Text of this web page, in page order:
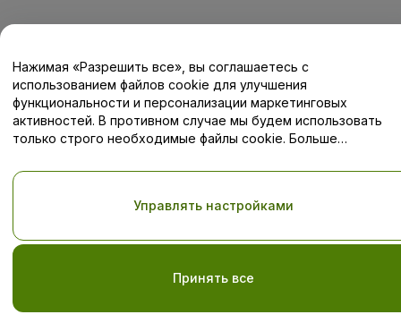
Центр помощи / Свяжитесь с нами
Использование данного веб-сайта означает принятие
, а также Политики конфиденциальности
конфиденциальности для мобильных устройств
Нажимая «Разрешить все», вы соглашаетесь с
использованием файлов cookie для улучшения
функциональности и персонализации маркетинговых
активностей. В противном случае мы будем использовать
только строго необходимые файлы cookie. Больше
Принять все
Управлять настройками